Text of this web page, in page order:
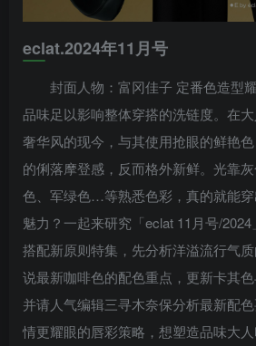
eclat.2024年11月号
封面人物：富冈佳子 定番色造型
品味足以影响整体穿搭的洗链度。在
奢华风的现今，与其使用抢眼的鲜艳
的俐落摩登感，反而格外新鲜。光靠
色、军绿色…等熟悉色彩，真的就能
魅力？一起来研究「eclat 11月号/
搭配新原则特集，先分析洋溢流行气
说最新咖啡色的配色重点，更新卡其
并请人气编辑三寻木奈保分析最新配
情更耀眼的唇彩策略，想塑造品味大